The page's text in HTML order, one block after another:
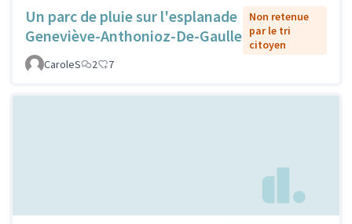
Un parc de pluie sur l'esplanade
Geneviève-Anthonioz-De-Gaulle
Non retenue
par le tri
citoyen
CaroleS
2 7